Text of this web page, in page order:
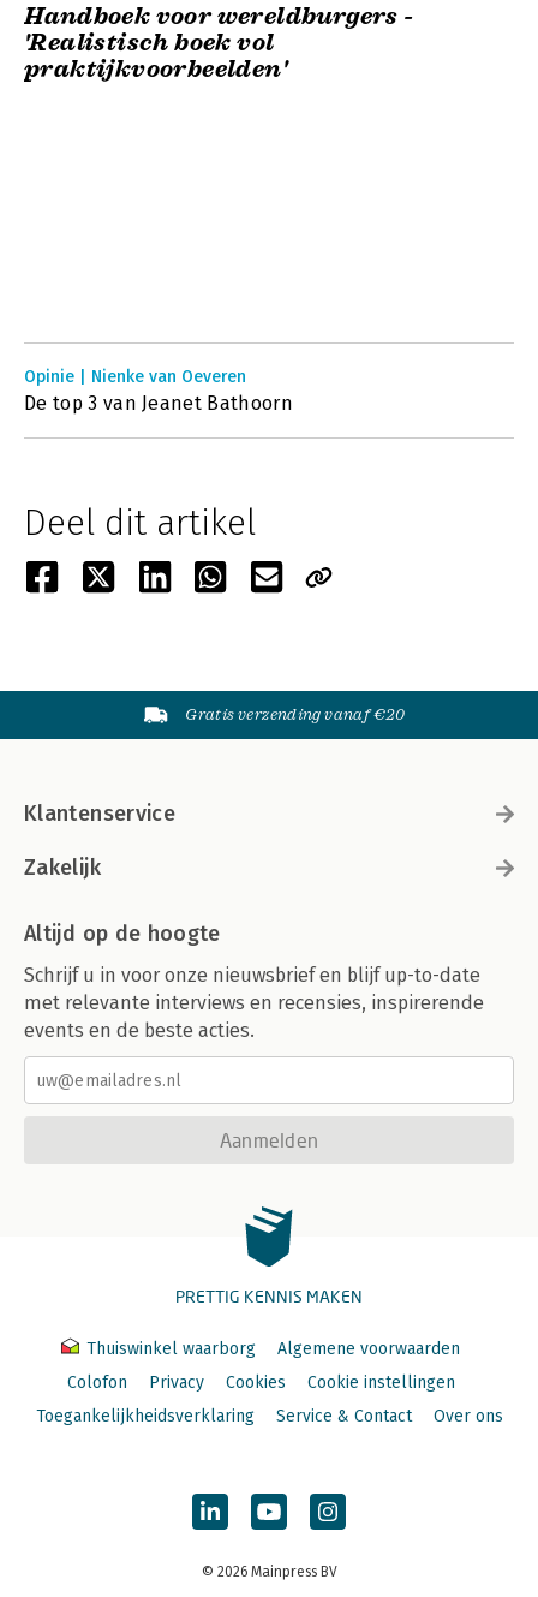
Handboek voor wereldburgers -
'Realistisch boek vol
praktijkvoorbeelden'
Opinie | Nienke van Oeveren
De top 3 van Jeanet Bathoorn
Deel dit artikel
Gratis verzending vanaf €20
Klantenservice
Zakelijk
Altijd op de hoogte
Schrijf u in voor onze nieuwsbrief en blijf up-to-date
met relevante interviews en recensies, inspirerende
events en de beste acties.
Aanmelden
PRETTIG KENNIS MAKEN
Thuiswinkel waarborg
Algemene voorwaarden
Colofon
Privacy Cookies
Cookie instellingen
Toegankelijkheidsverklaring
Service & Contact Over ons
© 2026 Mainpress BV